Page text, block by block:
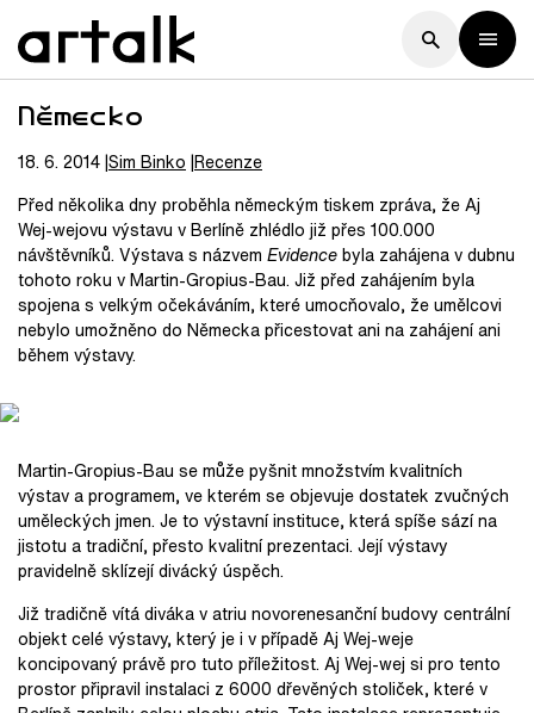
Německo
18. 6. 2014 Sim Binko Recenze
Před několika dny proběhla německým tiskem zpráva, že Aj
Wej-wejovu výstavu v Berlíně zhlédlo již přes 100.000
návštěvníků. Výstava s názvem Evidencebyla zahájena v dubnu
tohoto roku v Martin-Gropius-Bau. Již před zahájením byla
spojena s velkým očekáváním, které umocňovalo, že umělcovi
nebylo umožněno do Německa přicestovat ani na zahájení ani
během výstavy.
Martin-Gropius-Bau se může pyšnit množstvím kvalitních
výstav a programem, ve kterém se objevuje dostatek zvučných
uměleckých jmen. Je to výstavní instituce, která spíše sází na
jistotu a tradiční, přesto kvalitní prezentaci. Její výstavy
pravidelně sklízejí divácký úspěch.
Již tradičně vítá diváka v atriu novorenesanční budovy centrální
objekt celé výstavy, který je i v případě Aj Wej-weje
koncipovaný právě pro tuto příležitost. Aj Wej-wej si pro tento
prostor připravil instalaci z 6000 dřevěných stoliček, které v